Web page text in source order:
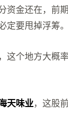
资金还在，前
定要甩掉浮筹。
这个地方大概
天味业，这股